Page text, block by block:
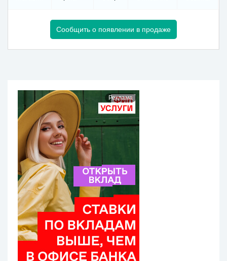
Сообщить о появлении в продаже
Реклама